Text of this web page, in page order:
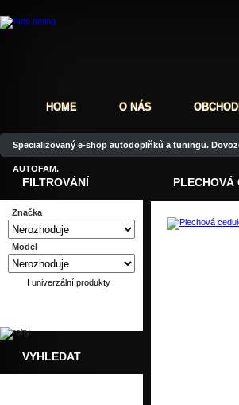
PLECHOVÁ
FILTROVÁNÍ
Značka
Model
I univerzální produkty
VYHLEDAT
HOME O NÁS
Specializovaný e-shop autodoplňků a tuningu.
AUTOFAM.